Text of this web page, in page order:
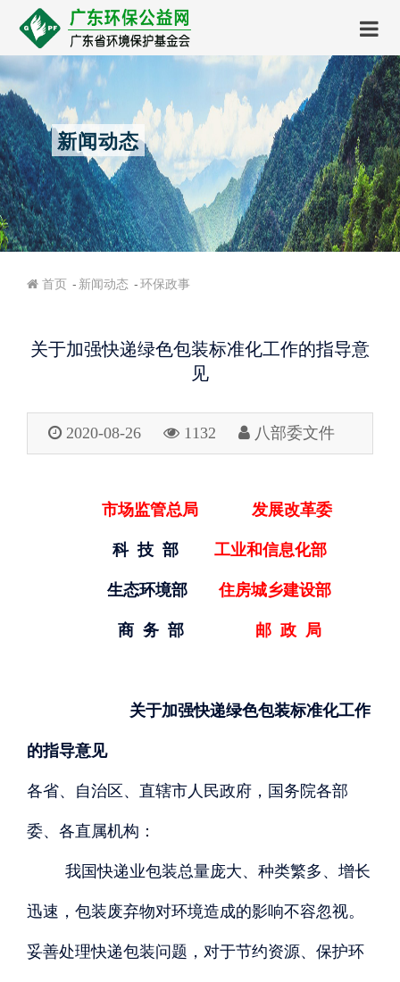
新闻动态
首页 新闻动态 环保政事
关于加强快递绿色包装标准化工作的指导意
见
2020-08-26 1132 八部委文件
市场监管总局 发展改革委
科 技 部 工业和信息化部
生态环境部 住房城乡建设部
商 务 部 邮 政 局
关于加强快递绿色包装标准化工作
的指导意见
各省、自治区、直辖市人民政府，国务院各部
委、各直属机构：
我国快递业包装总量庞大、种类繁多、增长
迅速，包装废弃物对环境造成的影响不容忽视。
妥善处理快递包装问题，对于节约资源、保护环